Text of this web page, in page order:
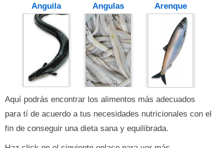
Anguila Angulas Arenque
Aquí podrás encontrar los alimentos más adecuados
para tí de acuerdo a tus necesidades nutricionales con el
fin de conseguir una dieta sana y equilibrada.